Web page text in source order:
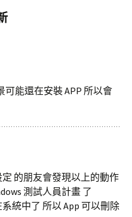
能還在安裝 APP 所以會
的朋友會發現以上的動作
測試人員計畫 了
統中了 所以 App 可以刪除